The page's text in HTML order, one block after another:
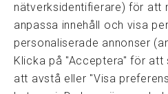
nätverksidentifierare) för att
anpassa innehåll och visa
personaliserade annonser
Klicka på "Acceptera" för att
att avstå eller "Visa
Prisexempel
Medarbetare
Policies & integritet
Information om Cookie-
Integritetspolicy